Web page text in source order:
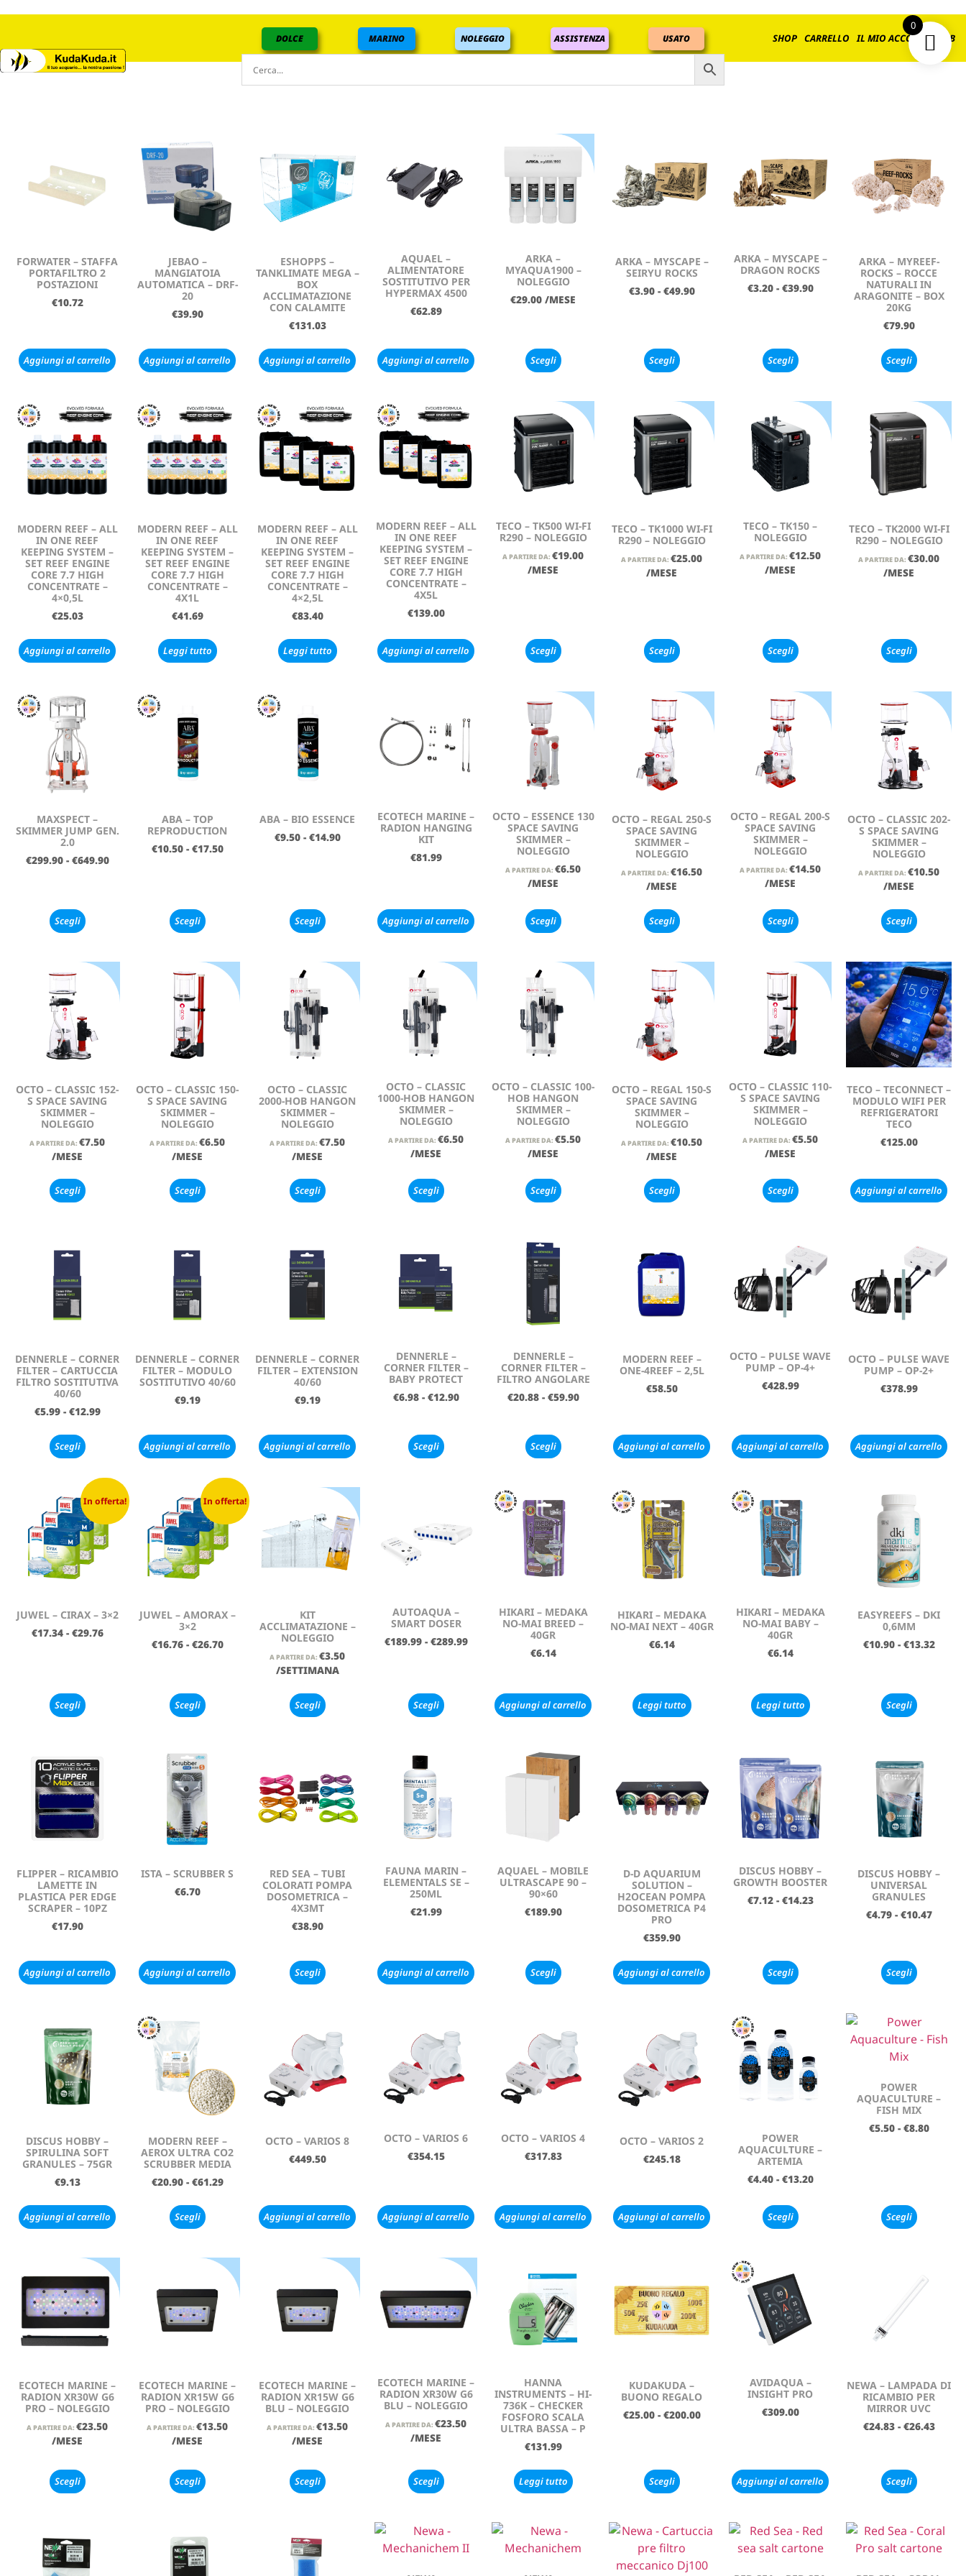
DOLCE MARINO NOLEGGIO ASSISTENZA USATO SHOP CARRELLO IL MIO ACCOUNT B2B
FORWATER – STAFFA
PORTAFILTRO 2
POSTAZIONI
€10.72
Aggiungi al carrello
JEBAO –
MANGIATOIA
AUTOMATICA – DRF-
20
€39.90
Aggiungi al carrello
ESHOPPS –
TANKLIMATE MEGA –
BOX
ACCLIMATAZIONE
CON CALAMITE
€131.03
Aggiungi al carrello
AQUAEL –
ALIMENTATORE
SOSTITUTIVO PER
HYPERMAX 4500
€62.89
Aggiungi al carrello
ARKA –
MYAQUA1900 –
NOLEGGIO
€29.00 /MESE
Scegli
ARKA – MYSCAPE –
SEIRYU ROCKS
€3.90 - €49.90
Scegli
ARKA – MYSCAPE –
DRAGON ROCKS
€3.20 - €39.90
Scegli
ARKA – MYREEF-
ROCKS – ROCCE
NATURALI IN
ARAGONITE – BOX
20KG
€79.90
Scegli
MODERN REEF – ALL
IN ONE REEF
KEEPING SYSTEM –
SET REEF ENGINE
CORE 7.7 HIGH
CONCENTRATE –
4×0,5L
€25.03
Aggiungi al carrello
MODERN REEF – ALL
IN ONE REEF
KEEPING SYSTEM –
SET REEF ENGINE
CORE 7.7 HIGH
CONCENTRATE –
4X1L
€41.69
Leggi tutto
MODERN REEF – ALL
IN ONE REEF
KEEPING SYSTEM –
SET REEF ENGINE
CORE 7.7 HIGH
CONCENTRATE –
4×2,5L
€83.40
Leggi tutto
MODERN REEF – ALL
IN ONE REEF
KEEPING SYSTEM –
SET REEF ENGINE
CORE 7.7 HIGH
CONCENTRATE –
4X5L
€139.00
Aggiungi al carrello
TECO – TK500 WI-FI
R290 – NOLEGGIO
A PARTIRE DA: €19.00
/MESE
Scegli
TECO – TK1000 WI-FI
R290 – NOLEGGIO
A PARTIRE DA: €25.00
/MESE
Scegli
TECO – TK150 –
NOLEGGIO
A PARTIRE DA: €12.50
/MESE
Scegli
TECO – TK2000 WI-FI
R290 – NOLEGGIO
A PARTIRE DA: €30.00
/MESE
Scegli
MAXSPECT –
SKIMMER JUMP GEN.
2.0
€299.90 - €649.90
Scegli
ABA – TOP
REPRODUCTION
€10.50 - €17.50
Scegli
ABA – BIO ESSENCE
€9.50 - €14.90
Scegli
ECOTECH MARINE –
RADION HANGING
KIT
€81.99
Aggiungi al carrello
OCTO – ESSENCE 130
SPACE SAVING
SKIMMER –
NOLEGGIO
A PARTIRE DA: €6.50
/MESE
Scegli
OCTO – REGAL 250-S
SPACE SAVING
SKIMMER –
NOLEGGIO
A PARTIRE DA: €16.50
/MESE
Scegli
OCTO – REGAL 200-S
SPACE SAVING
SKIMMER –
NOLEGGIO
A PARTIRE DA: €14.50
/MESE
Scegli
OCTO – CLASSIC 202-
S SPACE SAVING
SKIMMER –
NOLEGGIO
A PARTIRE DA: €10.50
/MESE
Scegli
OCTO – CLASSIC 152-
S SPACE SAVING
SKIMMER –
NOLEGGIO
A PARTIRE DA: €7.50
/MESE
Scegli
OCTO – CLASSIC 150-
S SPACE SAVING
SKIMMER –
NOLEGGIO
A PARTIRE DA: €6.50
/MESE
Scegli
OCTO – CLASSIC
2000-HOB HANGON
SKIMMER –
NOLEGGIO
A PARTIRE DA: €7.50
/MESE
Scegli
OCTO – CLASSIC
1000-HOB HANGON
SKIMMER –
NOLEGGIO
A PARTIRE DA: €6.50
/MESE
Scegli
OCTO – CLASSIC 100-
HOB HANGON
SKIMMER –
NOLEGGIO
A PARTIRE DA: €5.50
/MESE
Scegli
OCTO – REGAL 150-S
SPACE SAVING
SKIMMER –
NOLEGGIO
A PARTIRE DA: €10.50
/MESE
Scegli
OCTO – CLASSIC 110-
S SPACE SAVING
SKIMMER –
NOLEGGIO
A PARTIRE DA: €5.50
/MESE
Scegli
TECO – TECONNECT –
MODULO WIFI PER
REFRIGERATORI
TECO
€125.00
Aggiungi al carrello
DENNERLE – CORNER
FILTER – CARTUCCIA
FILTRO SOSTITUTIVA
40/60
€5.99 - €12.99
Scegli
DENNERLE – CORNER
FILTER – MODULO
SOSTITUTIVO 40/60
€9.19
Aggiungi al carrello
DENNERLE – CORNER
FILTER – EXTENSION
40/60
€9.19
Aggiungi al carrello
DENNERLE –
CORNER FILTER –
BABY PROTECT
€6.98 - €12.90
Scegli
DENNERLE –
CORNER FILTER –
FILTRO ANGOLARE
€20.88 - €59.90
Scegli
MODERN REEF –
ONE-4REEF – 2,5L
€58.50
Aggiungi al carrello
OCTO – PULSE WAVE
PUMP – OP-4+
€428.99
Aggiungi al carrello
OCTO – PULSE WAVE
PUMP – OP-2+
€378.99
Aggiungi al carrello
In offerta!
JUWEL – CIRAX – 3×2
€17.34 - €29.76
Scegli
In offerta!
JUWEL – AMORAX –
3×2
€16.76 - €26.70
Scegli
KIT
ACCLIMATAZIONE –
NOLEGGIO
A PARTIRE DA: €3.50
/SETTIMANA
Scegli
AUTOAQUA –
SMART DOSER
€189.99 - €289.99
Scegli
HIKARI – MEDAKA
NO-MAI BREED –
40GR
€6.14
Aggiungi al carrello
HIKARI – MEDAKA
NO-MAI NEXT – 40GR
€6.14
Leggi tutto
HIKARI – MEDAKA
NO-MAI BABY –
40GR
€6.14
Leggi tutto
EASYREEFS – DKI
0,6MM
€10.90 - €13.32
Scegli
FLIPPER – RICAMBIO
LAMETTE IN
PLASTICA PER EDGE
SCRAPER – 10PZ
€17.90
Aggiungi al carrello
ISTA – SCRUBBER S
€6.70
Aggiungi al carrello
RED SEA – TUBI
COLORATI POMPA
DOSOMETRICA –
4X3MT
€38.90
Scegli
FAUNA MARIN –
ELEMENTALS SE –
250ML
€21.99
Aggiungi al carrello
AQUAEL – MOBILE
ULTRASCAPE 90 –
90×60
€189.90
Scegli
D-D AQUARIUM
SOLUTION –
H2OCEAN POMPA
DOSOMETRICA P4
PRO
€359.90
Aggiungi al carrello
DISCUS HOBBY –
GROWTH BOOSTER
€7.12 - €14.23
Scegli
DISCUS HOBBY –
UNIVERSAL
GRANULES
€4.79 - €10.47
Scegli
DISCUS HOBBY –
SPIRULINA SOFT
GRANULES – 75GR
€9.13
Aggiungi al carrello
MODERN REEF –
AEROX ULTRA CO2
SCRUBBER MEDIA
€20.90 - €61.29
Scegli
OCTO – VARIOS 8
€449.50
Aggiungi al carrello
OCTO – VARIOS 6
€354.15
Aggiungi al carrello
OCTO – VARIOS 4
€317.83
Aggiungi al carrello
OCTO – VARIOS 2
€245.18
Aggiungi al carrello
POWER
AQUACULTURE –
ARTEMIA
€4.40 - €13.20
Scegli
POWER
AQUACULTURE –
FISH MIX
€5.50 - €8.80
Scegli
ECOTECH MARINE –
RADION XR30W G6
PRO – NOLEGGIO
A PARTIRE DA: €23.50
/MESE
Scegli
ECOTECH MARINE –
RADION XR15W G6
PRO – NOLEGGIO
A PARTIRE DA: €13.50
/MESE
Scegli
ECOTECH MARINE –
RADION XR15W G6
BLU – NOLEGGIO
A PARTIRE DA: €13.50
/MESE
Scegli
ECOTECH MARINE –
RADION XR30W G6
BLU – NOLEGGIO
A PARTIRE DA: €23.50
/MESE
Scegli
HANNA
INSTRUMENTS – HI-
736K – CHECKER
FOSFORO SCALA
ULTRA BASSA – P
€131.99
Leggi tutto
KUDAKUDA –
BUONO REGALO
€25.00 - €200.00
Scegli
AVIDAQUA –
INSIGHT PRO
€309.00
Aggiungi al carrello
NEWA – LAMPADA DI
RICAMBIO PER
MIRROR UVC
€24.83 - €26.43
Scegli
0